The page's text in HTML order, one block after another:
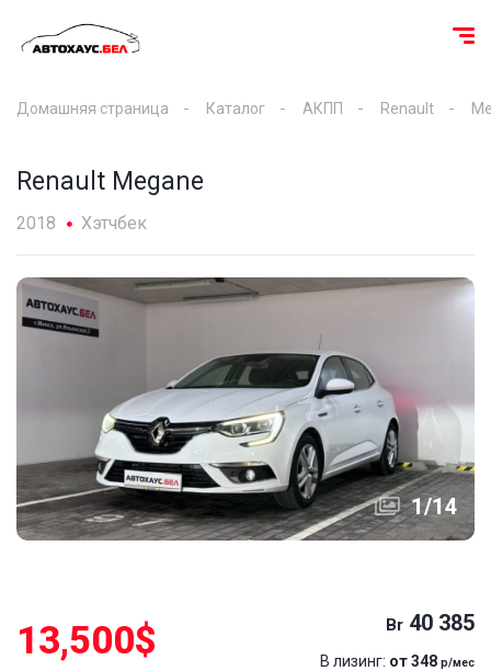
Домашняя страница Каталог АКПП Renault
Renault Megane
2018 Хэтчбек
1/14
13,500$ Br 40 385
В лизинг: от 348 р/мес